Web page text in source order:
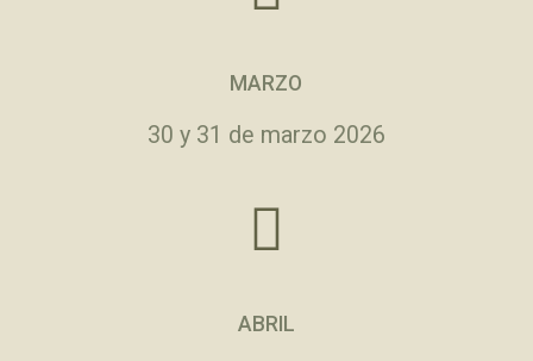
MARZO
30 y 31 de marzo 2026
ABRIL